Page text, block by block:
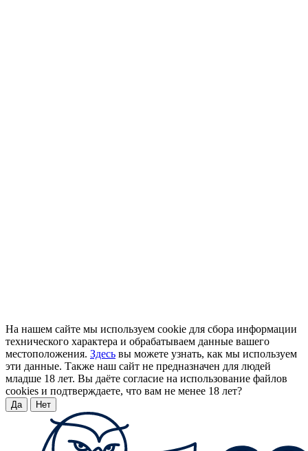
На нашем сайте мы используем cookie для сбора информации
технического характера и обрабатываем данные вашего
местоположения. Здесь вы можете узнать, как мы используем
эти данные. Также наш сайт не предназначен для людей
младше 18 лет. Вы даёте согласие на использование файлов
cookies и подтверждаете, что вам не менее 18 лет?
Да Нет